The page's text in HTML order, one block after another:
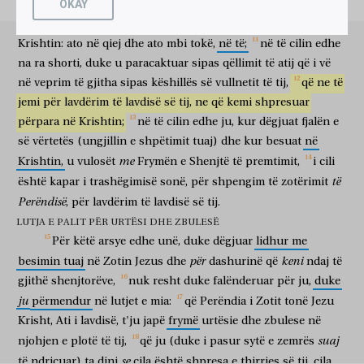
μνείαν
Θεὸς
τοῦ Κυρίου ἡμῶν, Ἰησοῦ Χριστοῦ,
Krishtit
ὁ Πατὴρ τῆς δόξης,
δώῃ
të japë
ὑμῖν
juve
πνεῦμα
frymë
σοφίας
të urtësie
καὶ
dhe
ἀποκαλύψεως,
të zbulese
ἐν
në
ἐπιγνώσει
njohje të plotë
αὐτοῦ,
të tij
πεφωτισμένους
duke pasë qenë ndriçuar
τοὺς ὀφθαλμοὺς
sytë
τῆς καρδίας
e zemrës
εἰς
për
τὸ εἰδέναι
për të ditur
ὑμᾶς,
ju
τίς
cila
ἐστιν
është
ἡ ἐλπὶς
shpresa
κλήσεως
e thirrjes
αὐτοῦ,
së tij cila pasuria
τῆς
e lavdisë
κληρονομίας
αὐτοῦ, ἐν τοῖς ἁγίοις, καὶ τί
τὸ
ὑπερβάλλον
që tejkalon
μέγεθος
madhështia
τῆς δυνάμεως
e fuqisë
αὐτοῦ
së tij
πιστεύοντας
që besojmë
κατὰ
sipas
ἐνέργειαν
veprueshmërisë
τοῦ κράτους
së pushtetit
ἰσχύος
të forcës
αὐτοῦ,
së tij
ἣν
të cilën
ἐνήργηκεν
ka vënë në veprim
ἐν τῷ Χριστῷ,
Krishtin
ἐγείρας
kur ngjalli
αὐτὸν
atë
ἐκ
prej
νεκρῶν,
të vdekurve
καὶ
dhe
καθίσας
kur uli
ἐν
në
δεξιᾷ
të djathtë
αὐτοῦ, ἐν τοῖς ἐπουρανίοις,
qielloret
ὑπεράνω
përmbi
πάσης ἀρχῆς, καὶ ἐξουσίας,
καὶ
dhe
δυνάμεως,
fuqi
καὶ
dhe
κυριότητος,
zotërim
καὶ
dhe
παντὸς
çdo
ὀνόματος
emër
ὀνομαζομένου,
që emërtohet
cilin e përcaktoi
Krishtin: ato në qiej dhe ato mbi tokë, në të; në të cilin edhe
na ra shorti, duke u paracaktuar sipas qëllimit të atij që i vë
në veprim të gjitha sipas këshillës së vullnetit të tij, që ne të
jemi për lavdërim të lavdisë së tij, ne që kemi shpresuar
përpara në Krishtin; në të cilin edhe ju, kur dëgjuat fjalën e
së vërtetës (ungjillin e shpëtimit tuaj) dhe kur besuat në
Krishtin, u vulosët me Frymën e Shenjtë të premtimit, i cili
është kapar i trashëgimisë sonë, për shpengim të zotërimit të
Perëndisë, për lavdërim të lavdisë së tij.
LUTJA E PALIT PËR URTËSI DHE ZBULESË
Për këtë arsye edhe unë, duke dëgjuar lidhur me
besimin tuaj në Zotin Jezus dhe për dashurinë që keni ndaj të
gjithë shenjtorëve, nuk resht duke falënderuar për ju, duke
ju përmendur në lutjet e mia: që Perëndia i Zotit tonë Jezu
Krisht, Ati i lavdisë, t'ju japë frymë urtësie dhe zbulese në
njohjen e plotë të tij, që ju (duke i pasur sytë e zemrës suaj
OKAY